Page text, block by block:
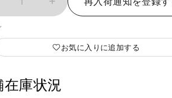
お気に入りに追加する
在庫状況